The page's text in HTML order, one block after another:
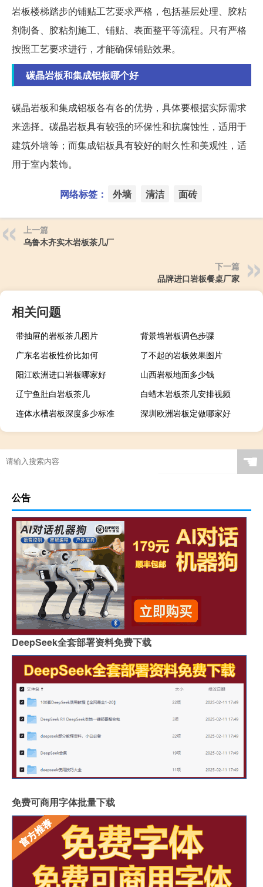
岩板楼梯踏步的铺贴工艺要求严格，包括基层处理、胶粘
剂制备、胶粘剂施工、铺贴、表面整平等流程。只有严格
按照工艺要求进行，才能确保铺贴效果。
碳晶岩板和集成铝板哪个好
碳晶岩板和集成铝板各有各的优势，具体要根据实际需求
来选择。碳晶岩板具有较强的环保性和抗腐蚀性，适用于
建筑外墙等；而集成铝板具有较好的耐久性和美观性，适
用于室内装饰。
网络标签： 外墙 清洁 面砖
上一篇
乌鲁木齐实木岩板茶几厂
下一篇
品牌进口岩板餐桌厂家
相关问题
带抽屉的岩板茶几图片
背景墙岩板调色步骤
广东名岩板性价比如何
了不起的岩板效果图片
阳江欧洲进口岩板哪家好
山西岩板地面多少钱
辽宁鱼肚白岩板茶几
白蜡木岩板茶几安排视频
连体水槽岩板深度多少标准
深圳欧洲岩板定做哪家好
广西现代简约岩板贵吗
岩板当背景墙好吗
茶几桌客厅京东自营岩板
瓷砖岩板能打磨吗吗
特别的岩板图案是什么
怎么区分岩石岩板的好坏
岩板茶几会变色吗吗
贵阳鱼肚金岩板茶几价格
浙江黑色的岩板叫什么
哪里买岩板茶几便宜的
岩板吊顶怎么贴瓷砖好看
哪个品牌岩板是真的白
原木岩板沙发效果图
人工花岗石和岩板哪个好
佛山著名岩板市场在哪里
桌子用哑光岩板好吗
郑州品牌岩板批发商
桌面怎么做成岩板墙
岩板背面没有品牌标识吗
怎么分辨岩板和岗石砖
广州岩板生产企业有哪些
圆岩板玄关壁画视频讲解
岩板可以包横梁吗图片
供应硅岩板设备哪家好用
广州进口岩板厂商有哪些
岩板贴墙用啥胶最好
岩板和地板哪个质量好些
影视墙怎么安装岩板灯
成都超薄岩板费用高吗
福建岩板拼接胶品牌排行
湖北现代岩板厂家有几种
整屋岩板装饰墙面好吗
岩板上的坐垫怎么清洁
冠珠陶瓷岩板产品介绍
重庆岩板卫浴多少钱
怎样加工岩板地台砖
瓷砖岩板连纹处理方法
揭阳西班牙岩板哪家好点
陶瓷岩板什么时候上市
天然奢石和岩板哪个好
☚
公告
DeepSeek全套部署资料免费下载
免费可商用字体批量下载